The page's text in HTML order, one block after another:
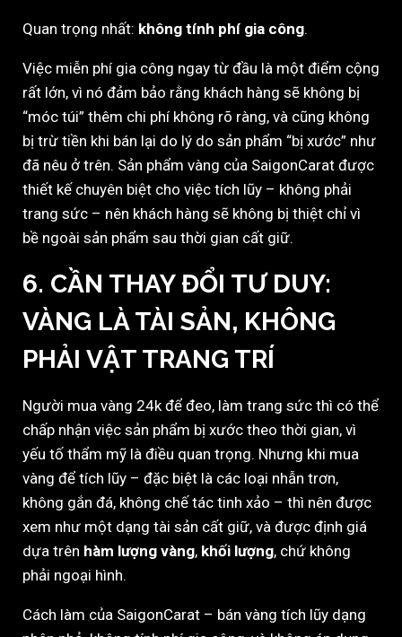
Quan trọng nhất: không tính phí gia công.
Việc miễn phí gia công ngay từ đầu là một điểm cộng
rất lớn, vì nó đảm bảo rằng khách hàng sẽ không bị
“móc túi” thêm chi phí không rõ ràng, và cũng không
bị trừ tiền khi bán lại do lý do sản phẩm “bị xước” như
đã nêu ở trên. Sản phẩm vàng của SaigonCarat được
thiết kế chuyên biệt cho việc tích lũy – không phải
trang sức – nên khách hàng sẽ không bị thiệt chỉ vì
bề ngoài sản phẩm sau thời gian cất giữ.
6. CẦN THAY ĐỔI TƯ DUY:
VÀNG LÀ TÀI SẢN, KHÔNG
PHẢI VẬT TRANG TRÍ
Người mua vàng 24k để đeo, làm trang sức thì có thể
chấp nhận việc sản phẩm bị xước theo thời gian, vì
yếu tố thẩm mỹ là điều quan trọng. Nhưng khi mua
vàng để tích lũy – đặc biệt là các loại nhẫn trơn,
không gắn đá, không chế tác tinh xảo – thì nên được
xem như một dạng tài sản cất giữ, và được định giá
dựa trên hàm lượng vàng, khối lượng, chứ không
phải ngoại hình.
Cách làm của SaigonCarat – bán vàng tích lũy dạng